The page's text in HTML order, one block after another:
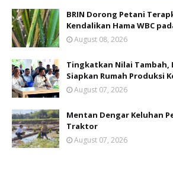
BRIN Dorong Petani
Kendalikan Hama WBC
August 08, 2026
Tingkatkan Nilai Tambah,
Siapkan Rumah Produksi
August 07, 2026
Mentan Dengar Keluhan
Traktor
August 07, 2026